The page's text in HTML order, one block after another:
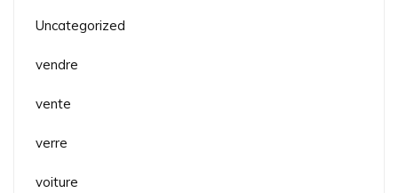
Uncategorized
vendre
vente
verre
voiture